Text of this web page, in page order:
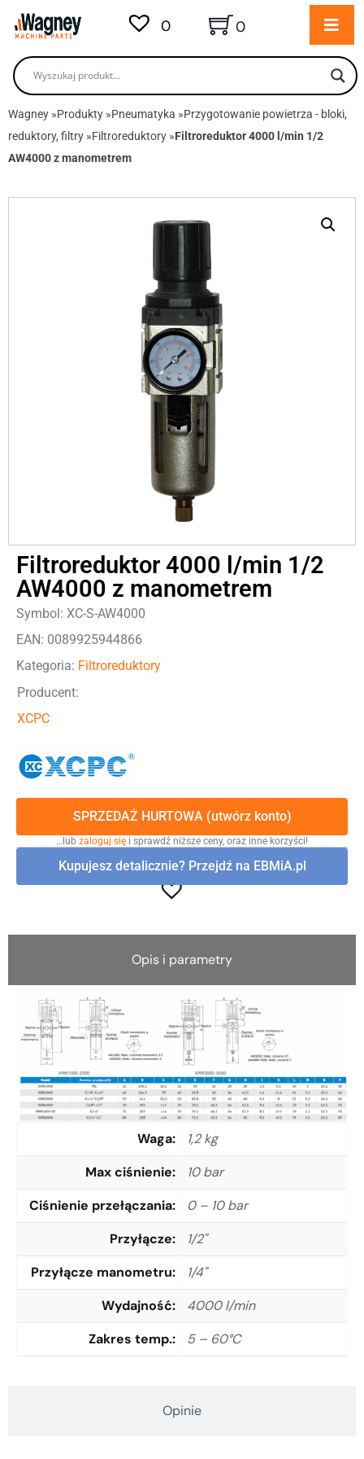
0 0
Wagney »Produkty »Pneumatyka »Przygotowanie powietrza - bloki,
reduktory, filtry »Filtroreduktory »Filtroreduktor 4000 l/min 1/2
AW4000 z manometrem
Filtroreduktor 4000 l/min 1/2
AW4000 z manometrem
Symbol: XC-S-AW4000
EAN: 0089925944866
Kategoria: Filtroreduktory
Producent:
XCPC
SPRZEDAŻ HURTOWA (utwórz konto)
…lub zaloguj się i sprawdź niższe ceny, oraz inne korzyści!
Kupujesz detalicznie? Przejdź na EBMiA.pl
Opis i parametry
Opinie
Waga
1,2 kg
Max ciśnienie
10 bar
Ciśnienie przełączania
0 – 10 bar
Przyłącze
1/2"
Przyłącze manometru
1/4"
Wydajność
4000 l/min
Zakres temp.
5 – 60°C